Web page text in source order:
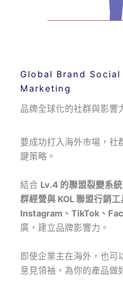
Global Brand
Marketing
品牌全球化的社群與影響
要成功打入海外市場，社
鍵策略。
結合 Lv.4 的聯盟裂變系統
群經營與 KOL 聯盟行銷工
Instagram、TikTok、
廣，建立品牌影響力。
即使企業主在海外，也可
意見領袖，為你的產品做